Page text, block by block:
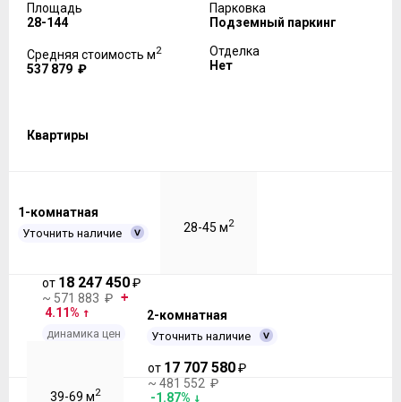
Площадь
28-144
Средняя стоимость м2
537 879 ₽
Парковка
Подземный паркинг
Отделка
Нет
Квартиры
1-комнатная
Уточнить наличие 28-45 м2
от 18 247 450₽
~ 571 883 ₽
4.11%
динамика цен
2-комнатная
Уточнить наличие
39-69 м2
от 17 707 580₽
~ 481 552 ₽
-1.87%